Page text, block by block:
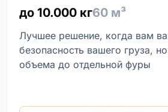
до 10.000 кг60 м³
Лучшее решение, когда вам
безопасность вашего груза,
объема до отдельной фуры